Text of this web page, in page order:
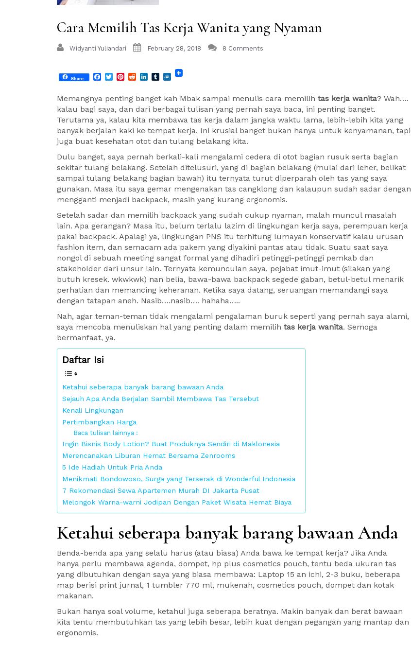
Cara Memilih Tas Kerja Wanita yang Nyaman
Widyanti Yuliandari February 28, 2018 8 Comments
Share Facebook
TwitterPinterest
RedditLinkedIn
Tumblr
Folkd
Memangnya penting banget kah Mbak sampai menulis cara memilih tas kerja wanita? Wah….
kalau bagi saya, dan dari berbagai tulisan yang pernah saya baca, ini penting banget.
Terutama ya, kalau kita membawa tas kerja dalam jangka waktu lama, lebih-lebih kita yang
banyak berjalan kaki ke tempat kerja. Ini krusial banget bukan hanya untuk kenyamanan, tapi
juga buat kesehatan otot dan tulang belakang kita.
Dulu banget, saya pernah berkali-kali mengalami cedera di otot bagian rusuk serta bagian
sekitar tulang belakang. Setelah ditelusuri, yang di bagian belakang (mulai dari leher, belikat
sampai tulang belakang bagian bawah) itu ternyata turut diperparah oleh tas yang saya
gunakan. Masa itu saya gemar mengenakan tas cangklong dan kalaupun sudah sadar dengan
mengganti menjadi backpack, masih yang kurang ergonomis.
Setelah sadar dan memilih backpack yang sudah cukup nyaman, malah muncul masalah
lain. Apa gerangan? Masa itu, belum terlalu lazim di lingkungan kerja saya, perempuan kerja
pakai backpack. Apalagi ya, lingkungan PNS itu terhitung lumayan konservatif kalau urusan
fashion item, dan semacam ada pakem yang diyakini pantas atau tidak. Suatu saat saya
nongol di sebuah meeting sangat formal yang dihadiri petinggi-petinggi pemkab dan
stakeholder dari unsur lain. Ternyata kemunculan saya, pejabat imut-imut (silakan yang
butuh kresek. wkwkwk) nan belia, bawa-bawa backpack segede gaban, betul-betul menarik
perhatian dan memancing keheranan. Ketika saya datang, seruangan memandangi saya
dengan tatapan aneh. Nasib….nasib…. hahaha…..
Nah, agar teman-teman tidak mengalami pengalaman buruk seperti yang pernah saya alami,
saya mencoba menuliskan hal yang penting dalam memilih tas kerja wanita. Semoga
bermanfaat, ya.
Daftar Isi
Ketahui seberapa banyak barang bawaan Anda
Sejauh Apa Anda Berjalan Sambil Membawa Tas Tersebut
Kenali Lingkungan
Pertimbangkan Harga
Baca tulisan lainnya :
Ingin Bisnis Body Lotion? Buat Produknya Sendiri di Maklonesia
Merencanakan Liburan Hemat Bersama Zenrooms
5 Ide Hadiah Untuk Pria Anda
Menikmati Bondowoso, Surga yang Terserak di Wonderful Indonesia
7 Rekomendasi Sewa Apartemen Murah DI Jakarta Pusat
Melongok Warna-warni Jodipan Dengan Paket Wisata Hemat Biaya
Ketahui seberapa banyak barang bawaan Anda
Benda-benda apa yang selalu harus (atau biasa) Anda bawa ke tempat kerja? Jika Anda
hanya perlu membawa agenda, dompet, hp plus cosmetics pouch, tentu beda ukuran tas
yang dibutuhkan dengan saya yang biasa membawa: Laptop 15 an ichi, 2-3 buku, beberapa
map berisi print jurnal, 1 tumbler 770 ml, mukenah, cosmetics pouch, dompet dan kotak
makanan.
Bukan hanya soal volume, ketahui juga seberapa beratnya. Makin banyak dan berat bawaan
kita tentu membutuhkan tas yang lebih besar, lebih kuat dengan pegangan yang mantap dan
ergonomis.